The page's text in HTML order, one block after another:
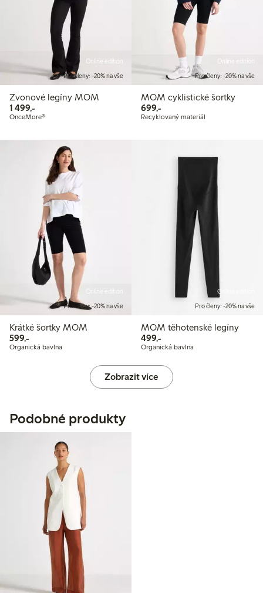
Online edition
Pro členy: -20% na vše
Zvonové legíny MOM
1 499,-1 499,00 Kč
OnceMore®
Pro členy: -20% na vše
MOM cyklistické šortky
699,-699,00 Kč
Recyklovaný materiál
Pro členy: -20% na vše
Krátké šortky MOM
599,-599,00 Kč
Organická bavlna
Online edition
Pro členy: -20% na vše
MOM těhotenské legíny
499,-499,00 Kč
Organická bavlna
Zobrazit více
Podobné produkty